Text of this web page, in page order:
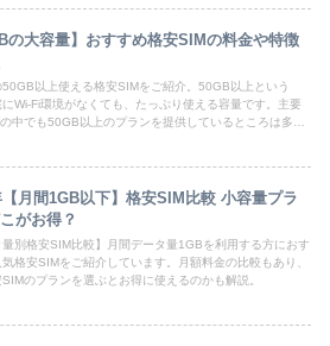
の大容量】おすすめ格安SIMの料金や特徴
50GB以上使える格安SIMをご紹介。50GB以上という
にWi-Fi環境がなくても、たっぷり使える容量です。主要
中でも50GB以上のプランを提供しているところは多く
【月間1GB以下】格安SIM比較 小容量プラ
がお得？
量別格安SIM比較】月間データ量1GBを利用する方におす
格安SIMをご紹介しています。月額料金の比較もあり、
のプランを選ぶとお得に使えるのかも解説。